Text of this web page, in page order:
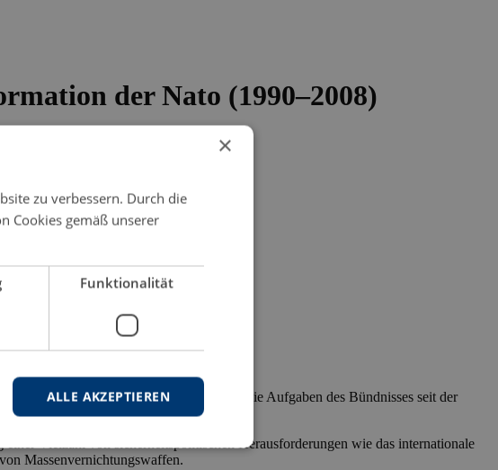
der Nato (1990–2008)
Gleichwohl haben sich die Aufgaben des Bündnisses seit der
Vielzahl von sicherheitspolitischen Herausforderungen wie das internationale
Massenvernichtungswaffen.
×
zu verbessern. Durch die
Cookies gemäß unserer
Funktionalität
ALLE AKZEPTIEREN